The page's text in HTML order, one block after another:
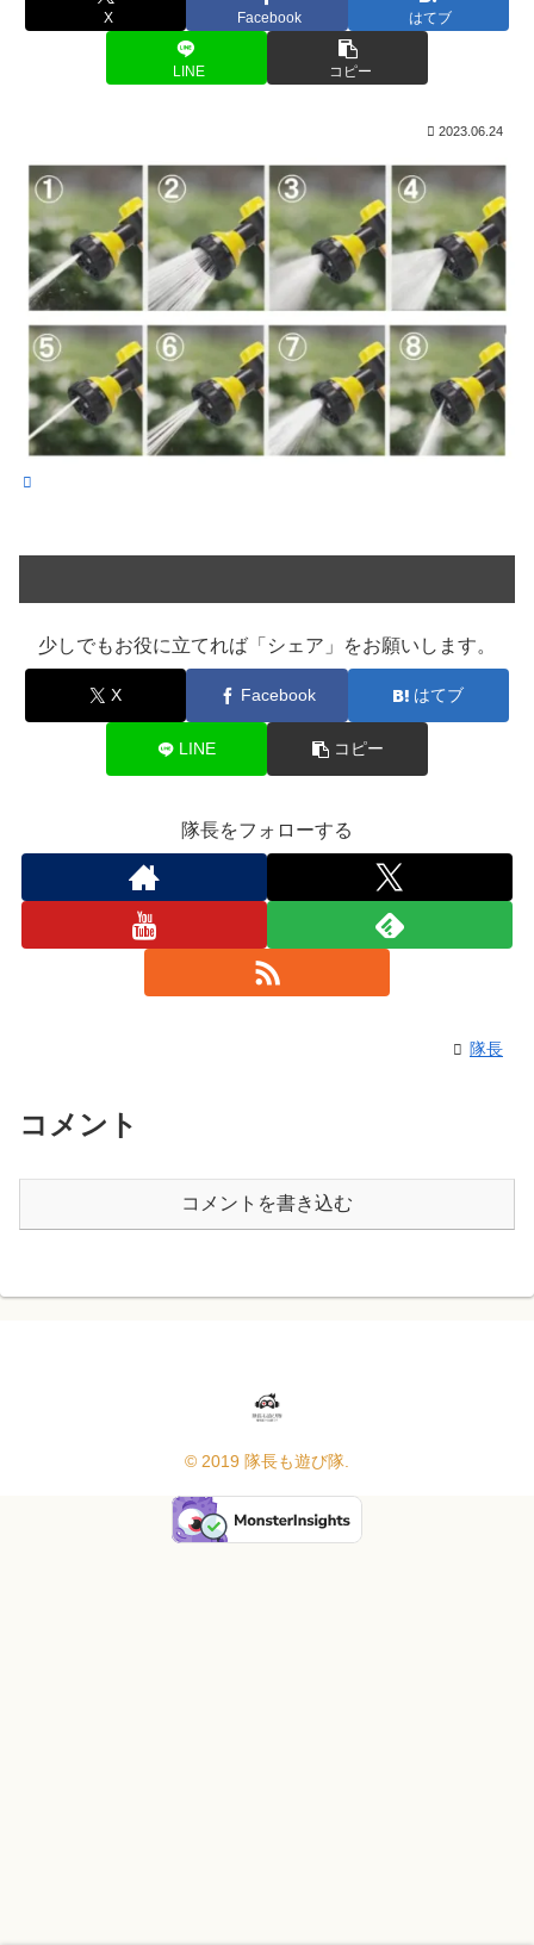
X Facebook はてブ
LINE コピー
2023.06.24
少しでもお役に立てれば「シェア」をお願いします。
X Facebook はてブ
LINE コピー
隊長をフォローする
隊長
コメント
コメントを書き込む
© 2019 隊長も遊び隊.